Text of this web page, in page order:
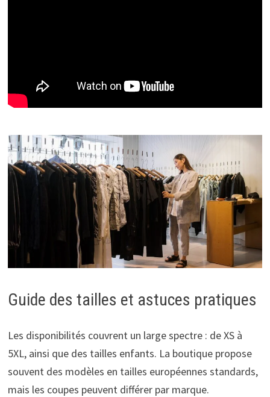
Guide des tailles et astuces pratiques
Les disponibilités couvrent un large spectre : de XS à
5XL, ainsi que des tailles enfants. La boutique propose
souvent des modèles en tailles européennes standards,
mais les coupes peuvent différer par marque.